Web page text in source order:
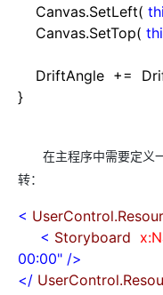
Canvas.SetLeft(
Canvas.SetTop(
DriftAngle +=
}
在主程序中需要定义一
转：
<
< Storyboard
00:00" />
</